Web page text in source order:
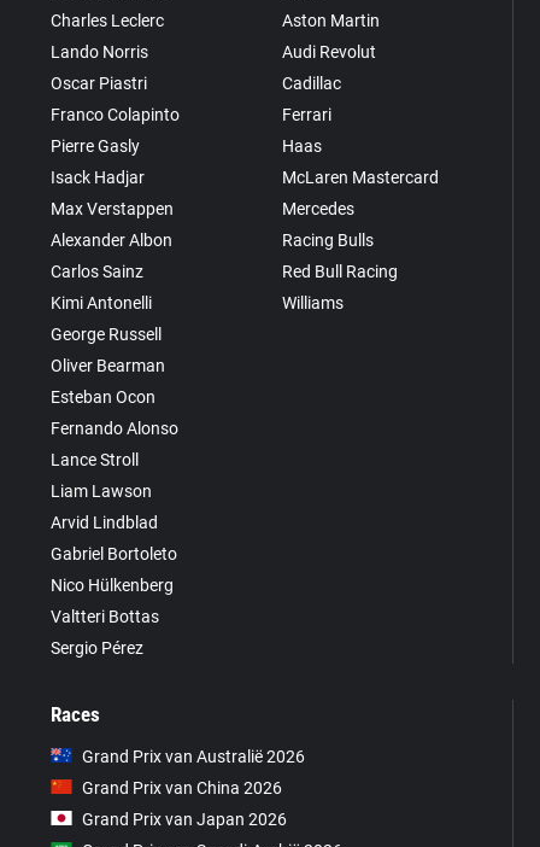
Charles Leclerc
Lando Norris
Oscar Piastri
Franco Colapinto
Pierre Gasly
Isack Hadjar
Max Verstappen
Alexander Albon
Carlos Sainz
Kimi Antonelli
George Russell
Oliver Bearman
Esteban Ocon
Fernando Alonso
Lance Stroll
Liam Lawson
Arvid Lindblad
Gabriel Bortoleto
Nico Hülkenberg
Valtteri Bottas
Sergio Pérez
Aston Martin
Audi Revolut
Cadillac
Ferrari
Haas
McLaren Mastercard
Mercedes
Racing Bulls
Red Bull Racing
Williams
Races
Grand Prix van Australië 2026
Grand Prix van China 2026
Grand Prix van Japan 2026